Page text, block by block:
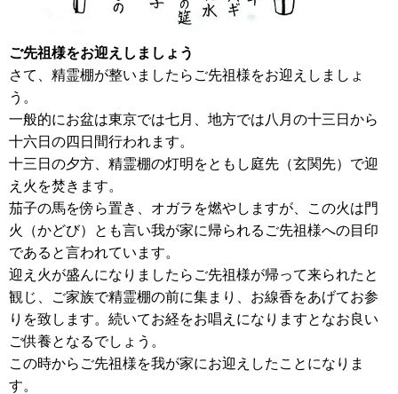
ご先祖様をお迎えしましょう
さて、精霊棚が整いましたらご先祖様をお迎えしましょ
う。
一般的にお盆は東京では七月、地方では八月の十三日から
十六日の四日間行われます。
十三日の夕方、精霊棚の灯明をともし庭先（玄関先）で迎
え火を焚きます。
茄子の馬を傍ら置き、オガラを燃やしますが、この火は門
火（かどび）とも言い我が家に帰られるご先祖様への目印
であると言われています。
迎え火が盛んになりましたらご先祖様が帰って来られたと
観じ、ご家族で精霊棚の前に集まり、お線香をあげてお参
りを致します。続いてお経をお唱えになりますとなお良い
ご供養となるでしょう。
この時からご先祖様を我が家にお迎えしたことになりま
す。